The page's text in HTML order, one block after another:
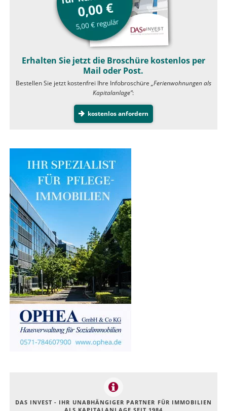
Erhalten Sie jetzt die Broschüre kostenlos per
Mail oder Post.
Bestellen Sie jetzt kostenfrei Ihre Infobroschüre „Ferienwohnungen als
Kapitalanlage”:
kostenlos anfordern
DAS INVEST - IHR UNABHÄNGIGER PARTNER FÜR IMMOBILIEN